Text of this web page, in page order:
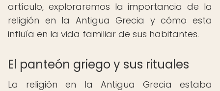
artículo, exploraremos la importancia de la
religión en la Antigua Grecia y cómo esta
influía en la vida familiar de sus habitantes.
El panteón griego y sus rituales
La religión en la Antigua Grecia estaba